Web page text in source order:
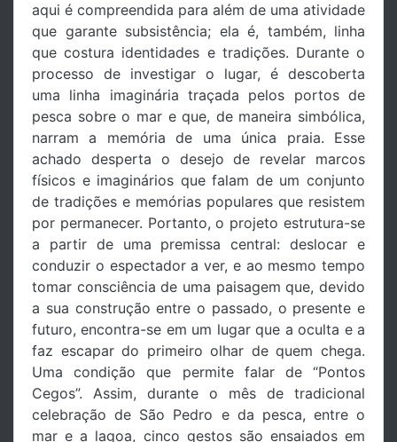
aqui é compreendida para além de uma atividade
que garante subsistência; ela é, também, linha
que costura identidades e tradições. Durante o
processo de investigar o lugar, é descoberta
uma linha imaginária traçada pelos portos de
pesca sobre o mar e que, de maneira simbólica,
narram a memória de uma única praia. Esse
achado desperta o desejo de revelar marcos
físicos e imaginários que falam de um conjunto
de tradições e memórias populares que resistem
por permanecer. Portanto, o projeto estrutura-se
a partir de uma premissa central: deslocar e
conduzir o espectador a ver, e ao mesmo tempo
tomar consciência de uma paisagem que, devido
a sua construção entre o passado, o presente e
futuro, encontra-se em um lugar que a oculta e a
faz escapar do primeiro olhar de quem chega.
Uma condição que permite falar de “Pontos
Cegos”. Assim, durante o mês de tradicional
celebração de São Pedro e da pesca, entre o
mar e a lagoa, cinco gestos são ensaiados em